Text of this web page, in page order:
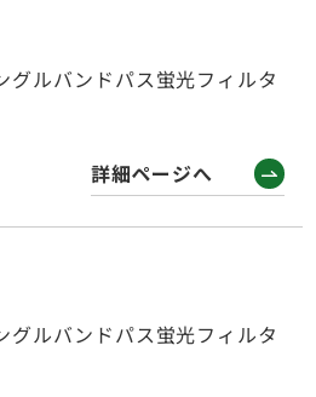
ルバンドパス蛍光フィルタ
詳細ページへ
ルバンドパス蛍光フィルタ